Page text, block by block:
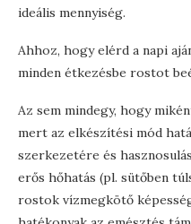
ideális mennyiség.
Ahhoz, hogy elérd a napi
minden étkezésbe rostot
Az sem mindegy, hogy
mert az elkészítési mód
szerkezetére és
erős hőhatás (pl. sütőben
rostok vízmegkötő